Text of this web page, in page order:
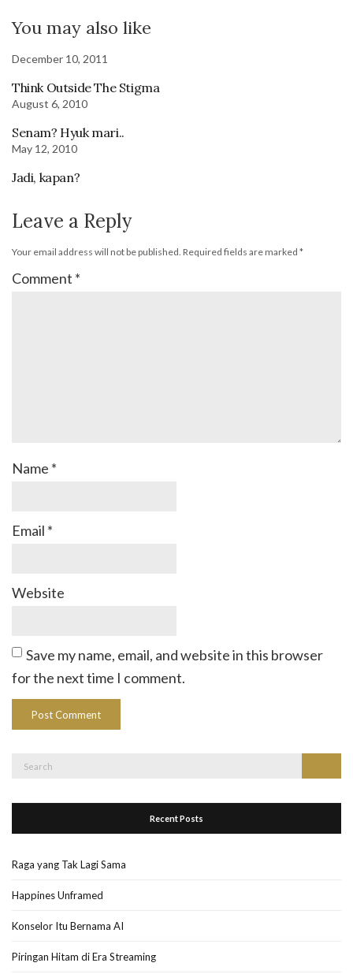
You may also like
December 10, 2011
Think Outside The Stigma
August 6, 2010
Senam? Hyuk mari..
May 12, 2010
Jadi, kapan?
Leave a Reply
Your email address will not be published. Required fields are marked *
Comment *
Name *
Email *
Website
Save my name, email, and website in this browser
for the next time I comment.
Recent Posts
Raga yang Tak Lagi Sama
Happines Unframed
Konselor Itu Bernama AI
Piringan Hitam di Era Streaming